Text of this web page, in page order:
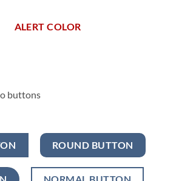
ALERT COLOR
buttons
ROUND BUTTON